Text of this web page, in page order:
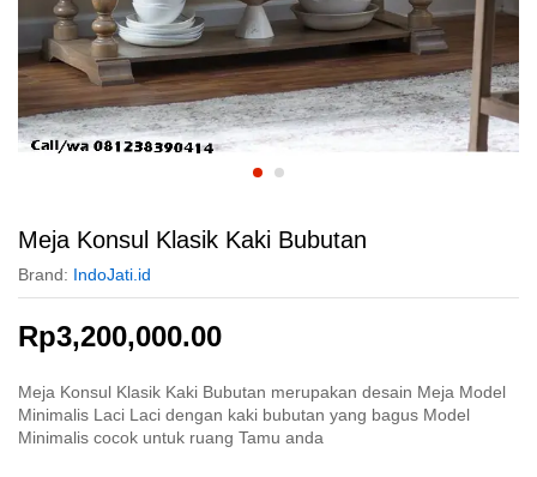
Meja Konsul Klasik Kaki Bubutan
Brand: IndoJati.id
Rp3,200,000.00
Meja Konsul Klasik Kaki Bubutan merupakan desain Meja Model
Minimalis Laci Laci dengan kaki bubutan yang bagus Model
Minimalis cocok untuk ruang Tamu anda